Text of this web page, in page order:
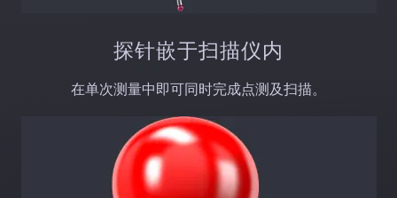
探针嵌于扫描仪内
在单次测量中即可同时完成点测及扫描。